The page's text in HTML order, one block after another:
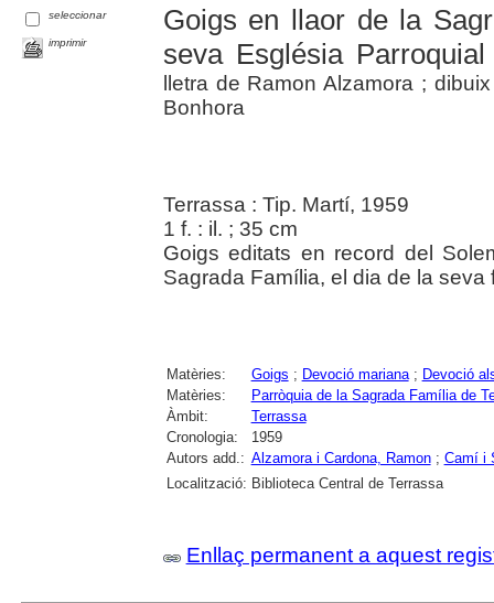
seleccionar
imprimir
Goigs en llaor de la
seva Església
lletra de Ramon Alzamora ;
Bonhora
Terrassa : Tip. Martí, 1959
1 f. : il. ; 35 cm
Goigs editats en record del
Sagrada Família, el dia de la
Matèries: Goigs ; Devoció mariana; Devoció
Matèries:
Parròquia de la Sagrada Família de
Àmbit:
Terrassa
Cronologia:
1959
Autors add.: Alzamora i Cardona, Ramon; Camí i
Localització: Biblioteca Central de Terrassa
Enllaç permanent a aquest